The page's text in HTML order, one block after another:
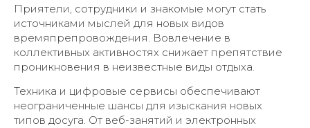
Приятели, сотрудники и знакомые могут стать
источниками мыслей для новых видов
времяпрепровождения. Вовлечение в
коллективных активностях снижает препятствие
проникновения в неизвестные виды отдыха.
Техника и цифровые сервисы обеспечивают
неограниченные шансы для изыскания новых
типов досуга. От веб-занятий и электронных